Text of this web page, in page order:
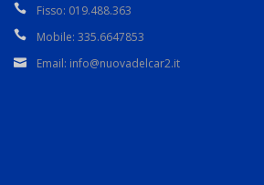
Fisso: 019.488.363
Mobile: 335.6647853
Email: info@nuovadelcar2.it